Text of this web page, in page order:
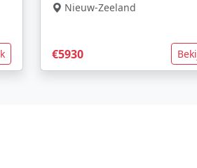
Nieuw-Zeeland
€5930